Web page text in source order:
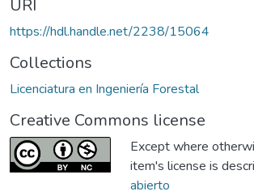
URI
https://hdl.handle.net/2238/15064
Collections
Licenciatura en Ingeniería Forestal
Creative Commons license
Except where
item's license is
abierto